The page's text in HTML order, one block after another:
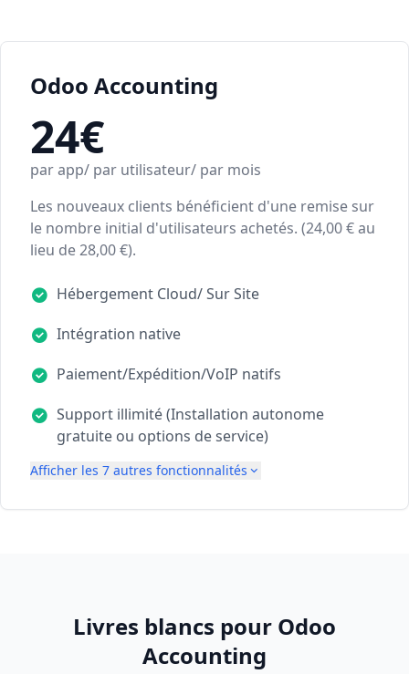
Odoo Accounting
24€
par app/ par utilisateur/ par mois
Les nouveaux clients bénéficient d'une remise sur
le nombre initial d'utilisateurs achetés. (24,00 € au
lieu de 28,00 €).
Hébergement Cloud/ Sur Site
Intégration native
Paiement/Expédition/VoIP natifs
Support illimité (Installation autonome
gratuite ou options de service)
Afficher les 7 autres fonctionnalités
Livres blancs pour Odoo
Accounting